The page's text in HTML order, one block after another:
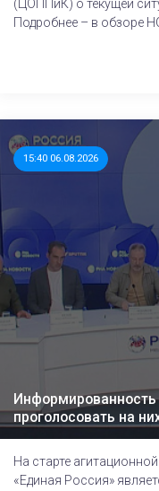
(ЦОППиК) о текущей
Подробнее – в обзоре
15:40 06.08.2026
Информированность
проголосовать на
На старте
«Единая Россия»